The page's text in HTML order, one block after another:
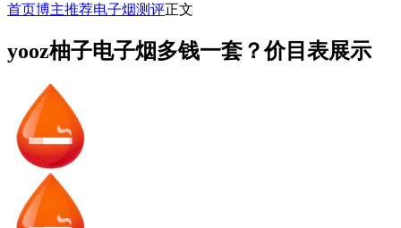
首页博主推荐电子烟测评正文
yooz柚子电子烟多钱一套？价目表展示